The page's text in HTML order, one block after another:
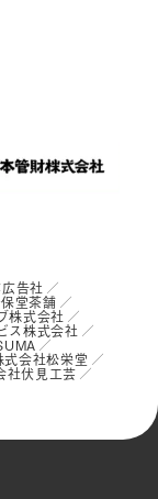
告社
堂茶舗
株式会社
ス株式会社
式会社松栄堂
社伏見工芸